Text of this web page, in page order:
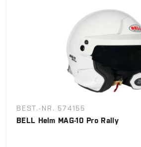
BEST.-NR. 574155
BELL Helm MAG-10 Pro Rally